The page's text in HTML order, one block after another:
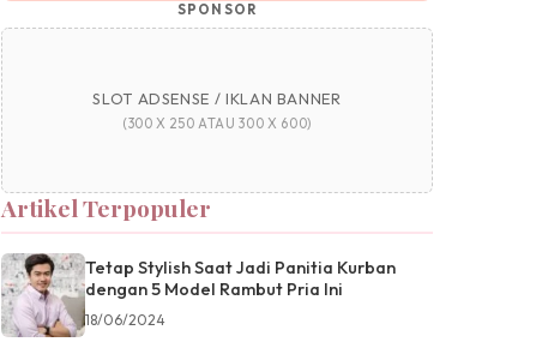
SPONSOR
SLOT ADSENSE / IKLAN BANNER
(300 X 250 ATAU 300 X 600)
Artikel Terpopuler
Tetap Stylish Saat Jadi Panitia Kurban
dengan 5 Model Rambut Pria Ini
18/06/2024